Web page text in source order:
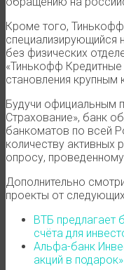
Кроме того,
специализирующийся
без физических
«Тинькофф
становления
Будучи официальным
Страхование», банк
банкоматов по всей
количеству активных
опросу,
Дополнительно
проекты от
ВТБ предлагает
счёта для
Альфа-банк
акций в подарок»